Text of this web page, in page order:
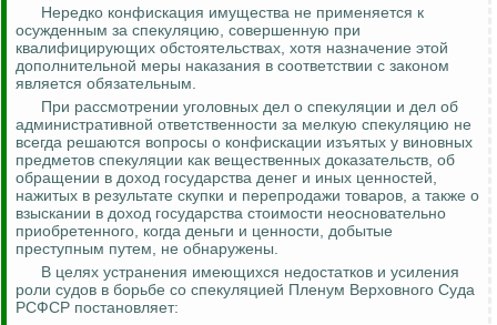
Нередко конфискация имущества не применяется к
осужденным за спекуляцию, совершенную при
квалифицирующих обстоятельствах, хотя назначение этой
дополнительной меры наказания в соответствии с законом
является обязательным.
При рассмотрении уголовных дел о спекуляции и дел об
административной ответственности за мелкую спекуляцию не
всегда решаются вопросы о конфискации изъятых у виновных
предметов спекуляции как вещественных доказательств, об
обращении в доход государства денег и иных ценностей,
нажитых в результате скупки и перепродажи товаров, а также о
взыскании в доход государства стоимости неосновательно
приобретенного, когда деньги и ценности, добытые
преступным путем, не обнаружены.
В целях устранения имеющихся недостатков и усиления
роли судов в борьбе со спекуляцией Пленум Верховного Суда
РСФСР постановляет: